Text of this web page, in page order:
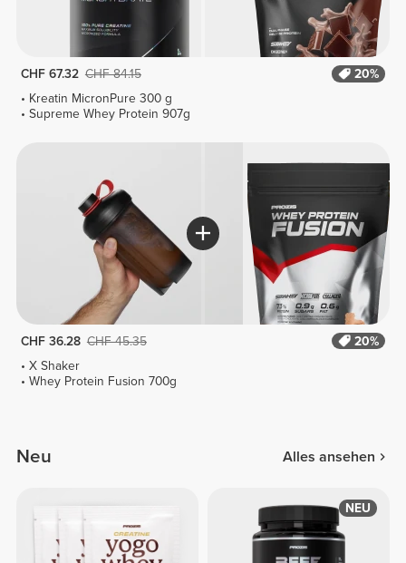
CHF 67.32 CHF 84.15
20%
Kreatin MicronPure 300 g
Supreme Whey Protein 907g
CHF 36.28 CHF 45.35
20%
X Shaker
Whey Protein Fusion 700g
Neu Alles ansehen
NEU